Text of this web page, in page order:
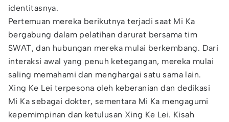
identitasnya.
Pertemuan mereka berikutnya terjadi saat Mi Ka
bergabung dalam pelatihan darurat bersama tim
SWAT, dan hubungan mereka mulai berkembang. Dari
interaksi awal yang penuh ketegangan, mereka mulai
saling memahami dan menghargai satu sama lain.
Xing Ke Lei terpesona oleh keberanian dan dedikasi
Mi Ka sebagai dokter, sementara Mi Ka mengagumi
kepemimpinan dan ketulusan Xing Ke Lei. Kisah